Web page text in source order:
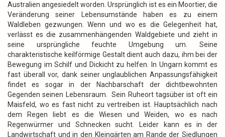
Australien angesiedelt worden. Ursprünglich ist es ein Moortier, die
Veränderung seiner Lebensumstände haben es zu einem
Waldleben gezwungen. Wenn und wo es die Gelegenheit hat,
verlässt es die zusammenhängenden Waldgebiete und zieht in
seine ursprüngliche feuchte Umgebung um. Seine
charakteristische keilförmige Gestalt dient auch dazu, ihm bei der
Bewegung im Schilf und Dickicht zu helfen. In Ungarn kommt es
fast überall vor, dank seiner unglaublichen Anpassungsfähigkeit
findet es sogar in der Nachbarschaft der dichtbewohnten
Gegenden seinen Lebensraum. Sein Ruheort tagsüber ist oft ein
Maisfeld, wo es fast nicht zu vertreiben ist. Hauptsächlich nach
dem Regen liebt es die Wiesen und Weiden, wo es nach
Regenwürmer und Schnecken sucht. Leider kann es in der
Landwirtschaft und in den Kleingärten am Rande der Siedlungen